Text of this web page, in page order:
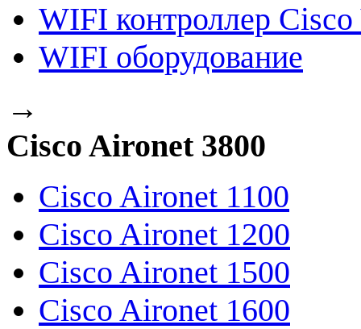
WIFI контроллер
WIFI оборудование
→
Cisco Aironet 3800
Cisco Aironet 1100
Cisco Aironet 1200
Cisco Aironet 1500
Cisco Aironet 1600